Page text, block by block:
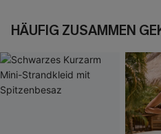
HÄUFIG ZUSAMMEN